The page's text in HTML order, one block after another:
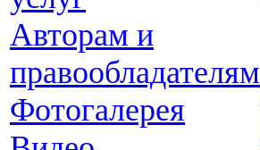
Авторам и
правообладателям
Фотогалерея